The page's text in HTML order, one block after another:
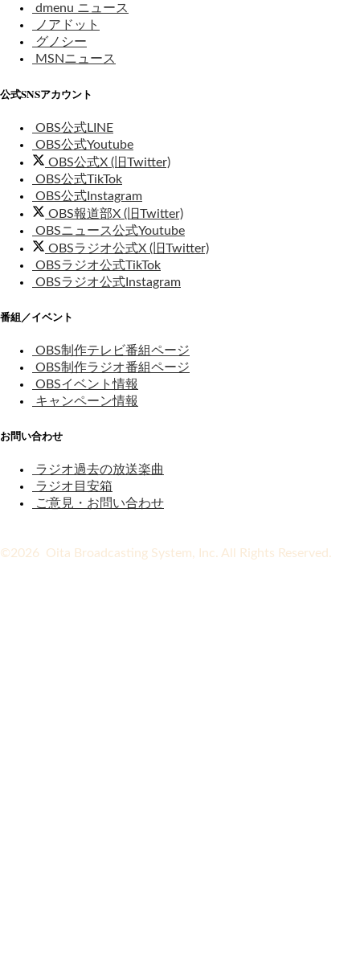
dmenu ニュース
ノアドット
グノシー
MSNニュース
公式SNSアカウント
OBS公式LINE
OBS公式Youtube
OBS公式X (旧Twitter)
OBS公式TikTok
OBS公式Instagram
OBS報道部X (旧Twitter)
OBSニュース公式Youtube
OBSラジオ公式X (旧Twitter)
OBSラジオ公式TikTok
OBSラジオ公式Instagram
番組／イベント
OBS制作テレビ番組ページ
OBS制作ラジオ番組ページ
OBSイベント情報
キャンペーン情報
お問い合わせ
ラジオ過去の放送楽曲
ラジオ目安箱
ご意見・お問い合わせ
©2026 Oita Broadcasting System, Inc. All Rights Reserved.